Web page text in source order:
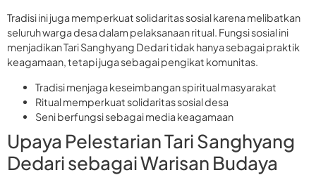
Tradisi ini juga memperkuat solidaritas sosial karena melibatkan
seluruh warga desa dalam pelaksanaan ritual. Fungsi sosial ini
menjadikan Tari Sanghyang Dedari tidak hanya sebagai praktik
keagamaan, tetapi juga sebagai pengikat komunitas.
Tradisi menjaga keseimbangan spiritual masyarakat
Ritual memperkuat solidaritas sosial desa
Seni berfungsi sebagai media keagamaan
Upaya Pelestarian Tari Sanghyang
Dedari sebagai Warisan Budaya